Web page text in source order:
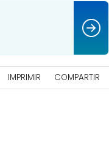
IMPRIMIR COMPARTIR